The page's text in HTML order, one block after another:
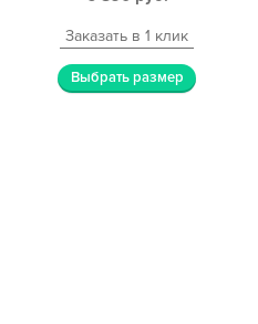
Заказать в 1 клик
Выбрать размер